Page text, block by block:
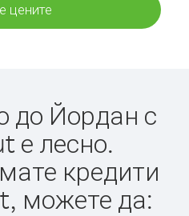
цените
до Йордан с
е лесно.
кредити
можете да: